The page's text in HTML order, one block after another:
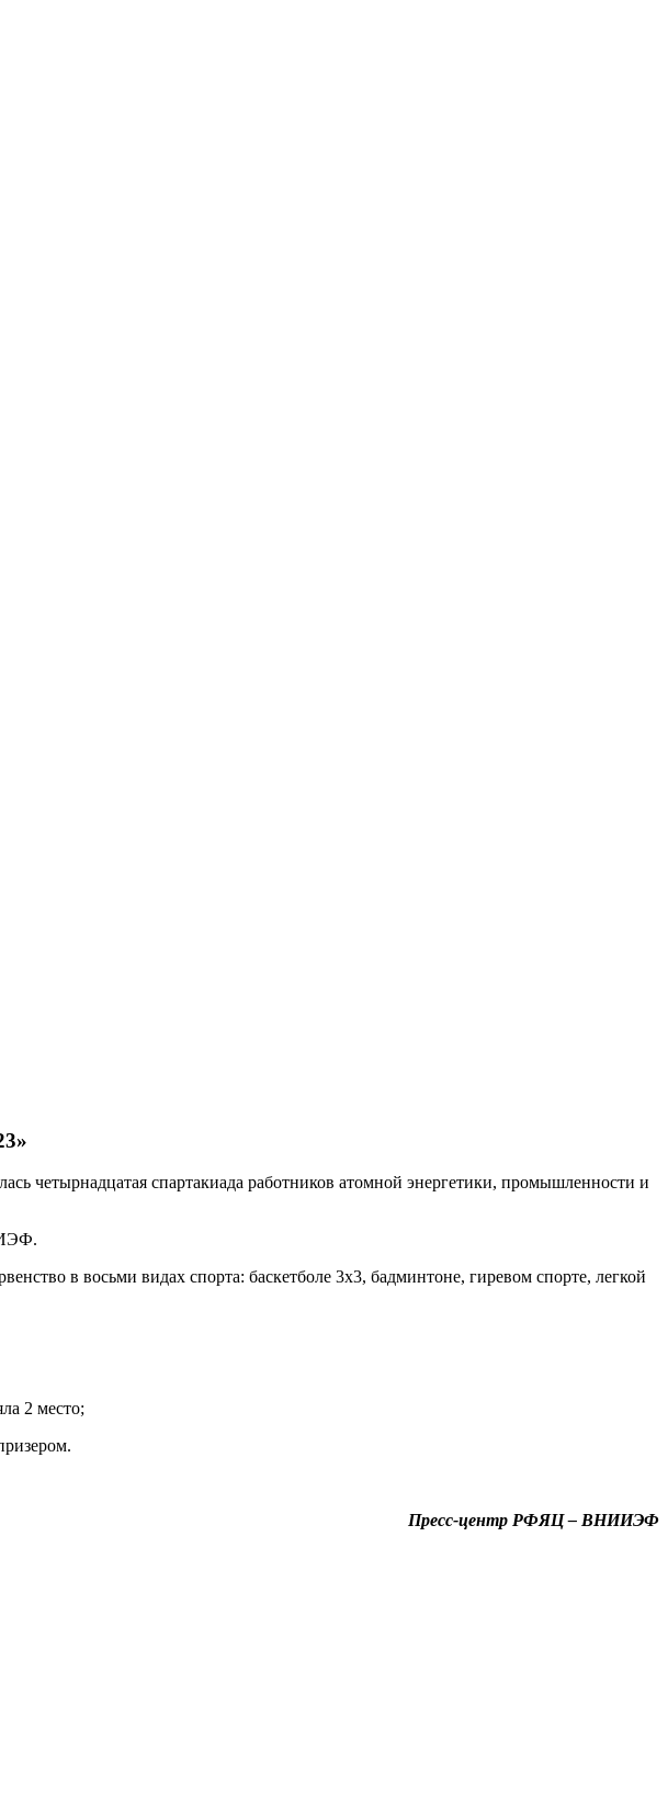
четырнадцатая спартакиада работников атомной энергетики, промышленности и
в восьми видах спорта: баскетболе 3х3, бадминтоне, гиревом спорте, легкой
2 место;
Пресс-центр РФЯЦ – ВНИИЭФ